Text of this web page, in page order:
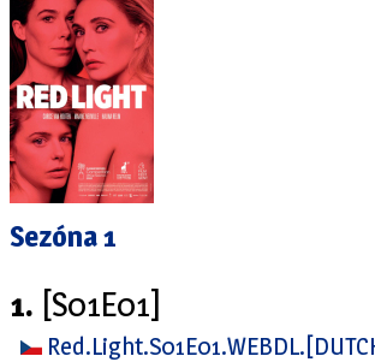
Sezóna 1
1. [S01E01]